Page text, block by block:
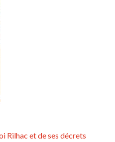
Rilhac et de ses décrets